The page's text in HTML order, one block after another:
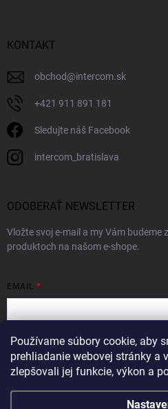
Používame súbory cookie, aby
prehliadanie webovej stránky a
zlepšovali jej funkcie, výkon a
KONTAKT
obchod@intercom.sk
+421 911 891 181
Sledujte náš Facebook
intercom_bratislava
ODOBERAŤ NEWSLETTER
Vložte svoj e-mail a my Vám budeme
produktoch na našom e-shope.
EMAIL
Vložením e-mailu súhlasíte s
Prihlásiť sa